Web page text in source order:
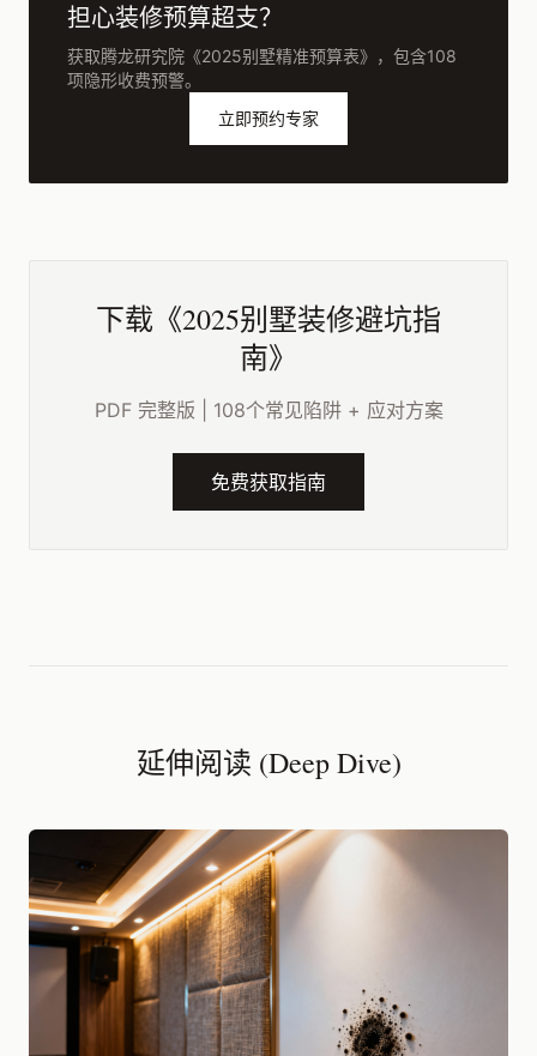
担心装修预算超支？
获取腾龙研究院《2025别墅精准预算表》，包含108
项隐形收费预警。
立即预约专家
下载《2025别墅装修避坑指
南》
PDF 完整版 | 108个常见陷阱 + 应对方案
免费获取指南
延伸阅读 (Deep Dive)